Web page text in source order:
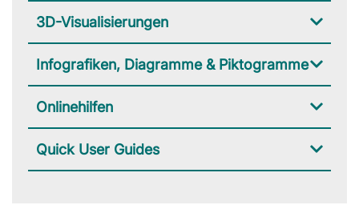
3D-Visualisierungen
Infografiken, Diagramme & Piktogramme
Onlinehilfen
Quick User Guides